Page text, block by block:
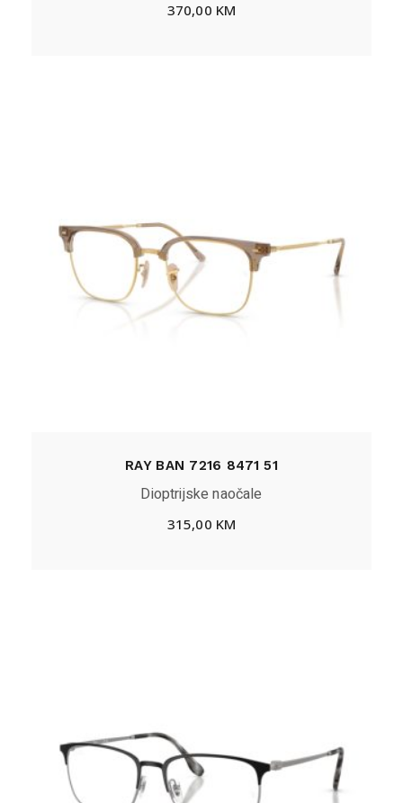
370,00 KM
RAY BAN 7216 8471 51
Dioptrijske naočale
315,00 KM